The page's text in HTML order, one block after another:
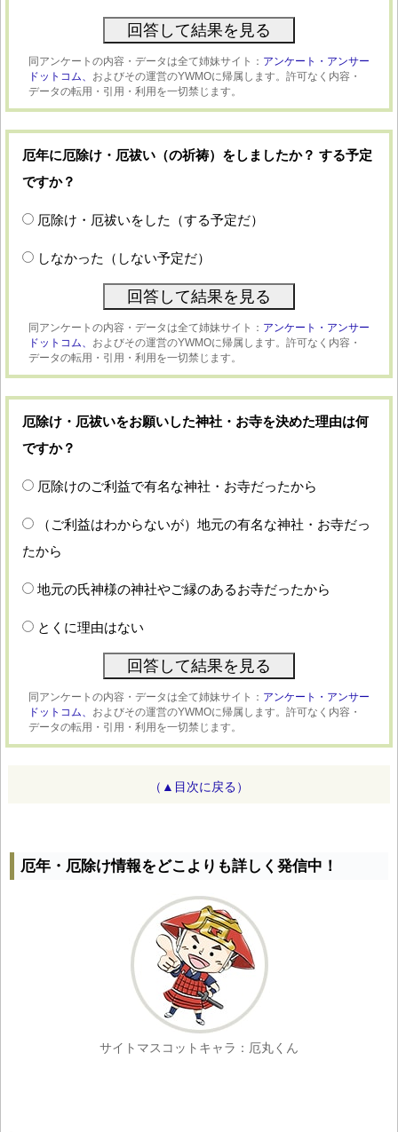
同アンケートの内容・データは全て姉妹サイト： アンケート・アンサー
ドットコム、 およびその運営のYWMOに帰属します。許可なく内容・
データの転用・引用・利用を一切禁じます。
厄年に厄除け・厄祓い（の祈祷）をしましたか？ する予定
ですか？
厄除け・厄祓いをした（する予定だ）
しなかった（しない予定だ）
同アンケートの内容・データは全て姉妹サイト： アンケート・アンサー
ドットコム、 およびその運営のYWMOに帰属します。許可なく内容・
データの転用・引用・利用を一切禁じます。
厄除け・厄祓いをお願いした神社・お寺を決めた理由は何
ですか？
厄除けのご利益で有名な神社・お寺だったから
（ご利益はわからないが）地元の有名な神社・お寺だっ
たから
地元の氏神様の神社やご縁のあるお寺だったから
とくに理由はない
同アンケートの内容・データは全て姉妹サイト： アンケート・アンサー
ドットコム、 およびその運営のYWMOに帰属します。許可なく内容・
データの転用・引用・利用を一切禁じます。
（▲目次に戻る）
厄年・厄除け情報をどこよりも詳しく発信中！
サイトマスコットキャラ：厄丸くん